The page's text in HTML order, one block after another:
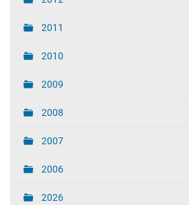
2011
2010
2009
2008
2007
2006
2026